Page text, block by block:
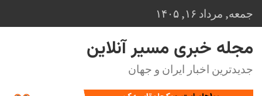
to
content
جمعه, مرداد ۱۶, ۱۴۰۵
مجله خبری مسیر آنلاین
جدیدترین اخبار ایران و جهان